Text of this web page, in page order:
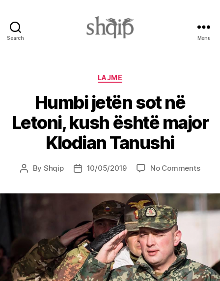
Search Menu
Categories
LAJME
Humbi jetën sot në
Letoni, kush është major
Klodian Tanushi
Post
By Shqip
Post10/05/2019 No Commentson
sot
në